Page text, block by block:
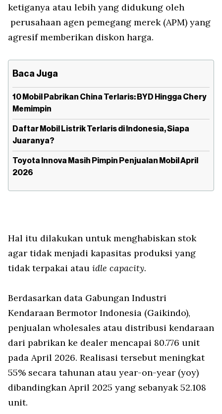
ketiganya atau lebih yang didukung oleh
perusahaan agen pemegang merek (APM) yang
agresif memberikan diskon harga.
Baca Juga
10 Mobil Pabrikan China Terlaris: BYD Hingga Chery
Memimpin
Daftar Mobil Listrik Terlaris di Indonesia, Siapa
Juaranya?
Toyota Innova Masih Pimpin Penjualan Mobil April
2026
Hal itu dilakukan untuk menghabiskan stok
agar tidak menjadi kapasitas produksi yang
tidak terpakai atau idle capacity.
Berdasarkan data Gabungan Industri
Kendaraan Bermotor Indonesia (Gaikindo),
penjualan wholesales atau distribusi kendaraan
dari pabrikan ke dealer mencapai 80.776 unit
pada April 2026. Realisasi tersebut meningkat
55% secara tahunan atau year-on-year (yoy)
dibandingkan April 2025 yang sebanyak 52.108
unit.